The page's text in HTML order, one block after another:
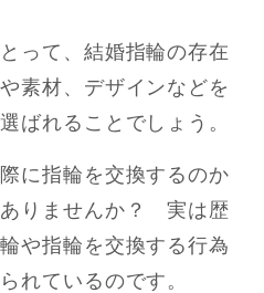
って、結婚指輪の存在
素材、デザインなどを
ばれることでしょう。
に指輪を交換するのか
りませんか？ 実は歴
や指輪を交換する行為
れているのです。